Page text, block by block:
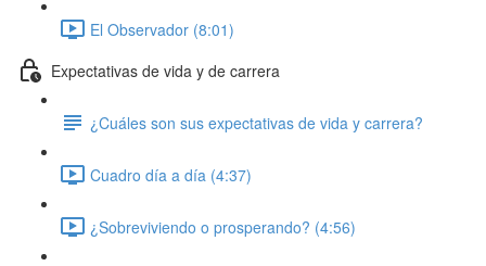
El Observador (8:01)
Expectativas de vida y de carrera
¿Cuáles son sus expectativas de vida y carrera?
Cuadro día a día (4:37)
¿Sobreviviendo o prosperando? (4:56)